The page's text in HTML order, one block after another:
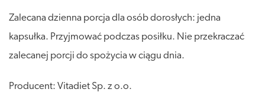
Zalecana dzienna porcja dla osób dorosłych: jedna
kapsułka. Przyjmować podczas posiłku. Nie przekraczać
zalecanej porcji do spożycia w ciągu dnia.
Producent: Vitadiet Sp. z o.o.